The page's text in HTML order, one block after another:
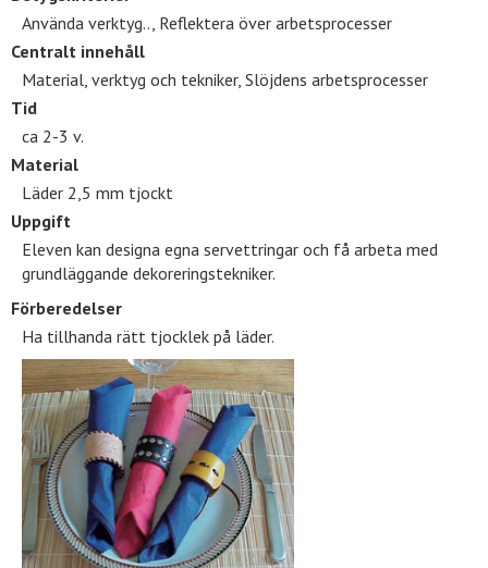
Använda verktyg.., Reflektera över arbetsprocesser
Centralt innehåll
Material, verktyg och tekniker, Slöjdens arbetsprocesser
Tid
ca 2-3 v.
Material
Läder 2,5 mm tjockt
Uppgift
Eleven kan designa egna servettringar och få arbeta med
grundläggande dekoreringstekniker.
Förberedelser
Ha tillhanda rätt tjocklek på läder.